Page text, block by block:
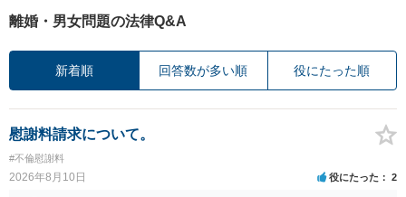
離婚・男女問題の法律Q&A
新着順 回答数が多い順 役にたった順
慰謝料請求について。
#不倫慰謝料
2026年8月10日 役にたった 2